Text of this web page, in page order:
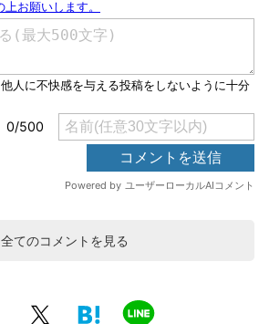
全てのコメントを見る